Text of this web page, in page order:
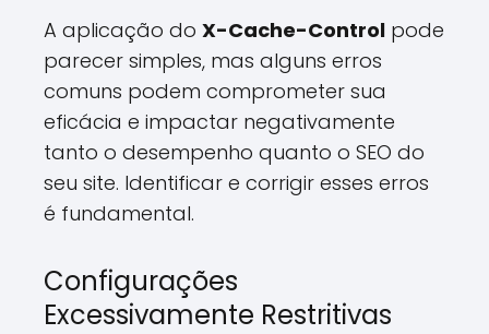
A aplicação do X-Cache-Control pode
parecer simples, mas alguns erros
comuns podem comprometer sua
eficácia e impactar negativamente
tanto o desempenho quanto o SEO do
seu site. Identificar e corrigir esses erros
é fundamental.
Configurações
Excessivamente Restritivas